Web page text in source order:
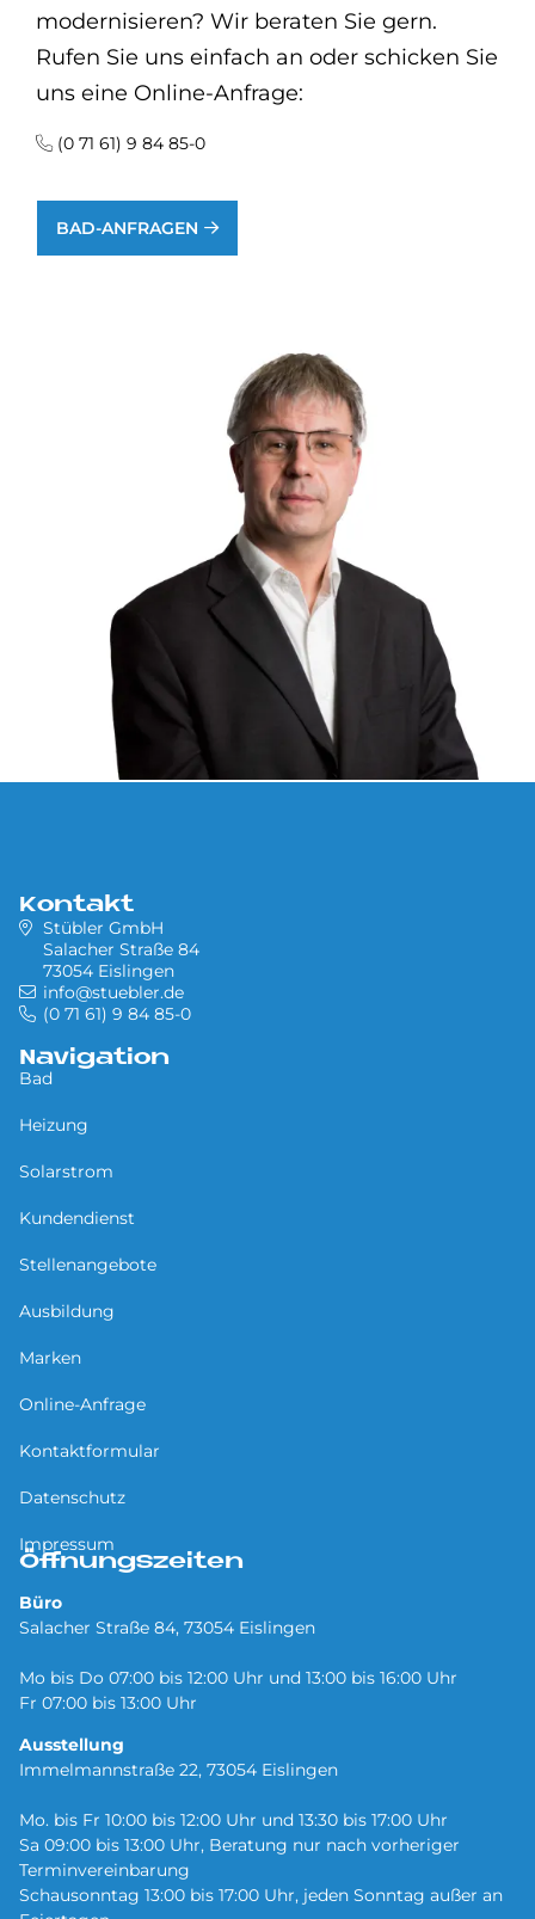
modernisieren? Wir beraten Sie gern.
Rufen Sie uns einfach an oder schicken Sie
uns eine Online-Anfrage:
(0 71 61) 9 84 85-0
BAD-ANFRAGEN
Kontakt
Stübler GmbH
Salacher Straße 84
73054 Eislingen
info@stuebler.de
(0 71 61) 9 84 85-0
Navigation
Bad
Heizung
Solarstrom
Kundendienst
Stellenangebote
Ausbildung
Marken
Online-Anfrage
Kontaktformular
Datenschutz
Impressum
Öffnungszeiten
Büro
Salacher Straße 84, 73054 Eislingen
Mo bis Do 07:00 bis 12:00 Uhr und 13:00 bis 16:00 Uhr
Fr 07:00 bis 13:00 Uhr
Ausstellung
Immelmannstraße 22, 73054 Eislingen
Mo. bis Fr 10:00 bis 12:00 Uhr und 13:30 bis 17:00 Uhr
Sa 09:00 bis 13:00 Uhr, Beratung nur nach vorheriger
Terminvereinbarung
Schausonntag 13:00 bis 17:00 Uhr, jeden Sonntag außer an